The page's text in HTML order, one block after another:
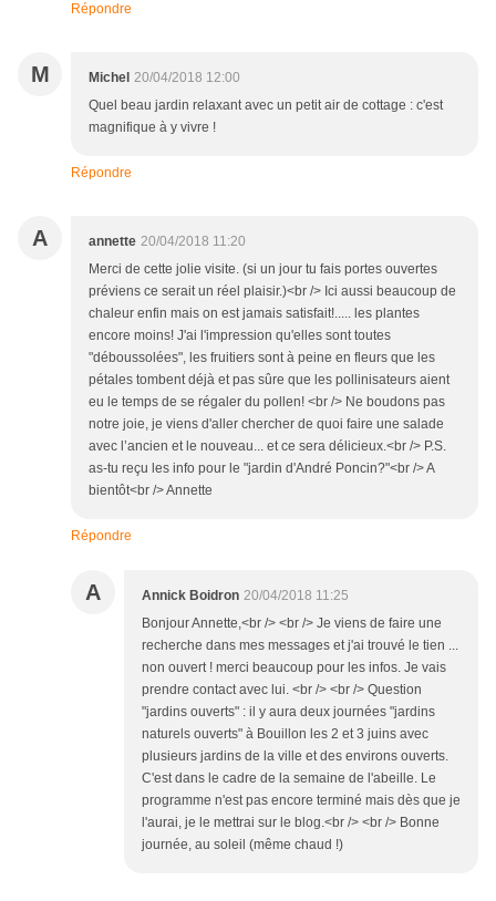
Répondre
M Michel 20/04/2018 12:00
Quel beau jardin relaxant avec un petit air de cottage : c'est
magnifique à y vivre !
Répondre
A annette 20/04/2018 11:20
Merci de cette jolie visite. (si un jour tu fais portes ouvertes
préviens ce serait un réel plaisir.)<br /> Ici aussi beaucoup de
chaleur enfin mais on est jamais satisfait!..... les plantes
encore moins! J'ai l'impression qu'elles sont toutes
"déboussolées", les fruitiers sont à peine en fleurs que les
pétales tombent déjà et pas sûre que les pollinisateurs aient
eu le temps de se régaler du pollen! <br /> Ne boudons pas
notre joie, je viens d'aller chercher de quoi faire une salade
avec l’ancien et le nouveau... et ce sera délicieux.<br /> P.S.
as-tu reçu les info pour le "jardin d'André Poncin?"<br /> A
bientôt<br /> Annette
Répondre
A Annick Boidron 20/04/2018 11:25
Bonjour Annette,<br /> <br /> Je viens de faire une
recherche dans mes messages et j'ai trouvé le tien ...
non ouvert ! merci beaucoup pour les infos. Je vais
prendre contact avec lui. <br /> <br /> Question
"jardins ouverts" : il y aura deux journées "jardins
naturels ouverts" à Bouillon les 2 et 3 juins avec
plusieurs jardins de la ville et des environs ouverts.
C'est dans le cadre de la semaine de l'abeille. Le
programme n'est pas encore terminé mais dès que je
l'aurai, je le mettrai sur le blog.<br /> <br /> Bonne
journée, au soleil (même chaud !)